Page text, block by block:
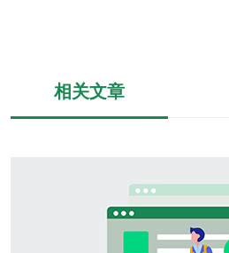
相关文章